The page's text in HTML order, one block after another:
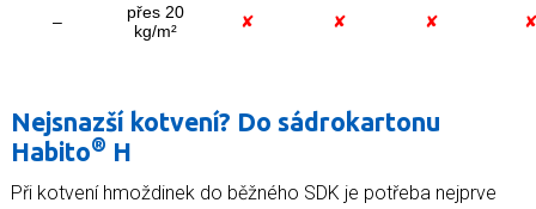
–
přes 20
kg/m²
✘ ✘ ✘
Nejsnazší kotvení? Do sádrokartonu
Habito® H
Při kotvení hmoždinek do běžného SDK je potřeba nejprve